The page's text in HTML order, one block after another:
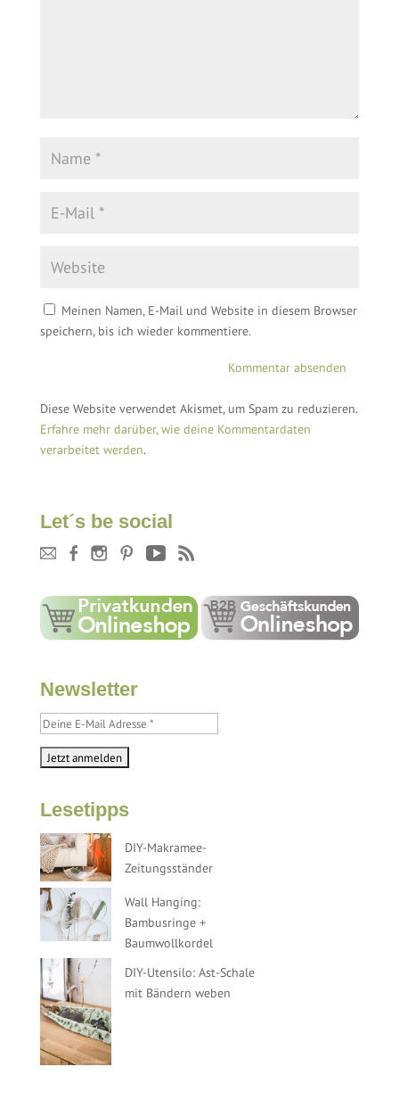
Meinen Namen, E-Mail und Website in diesem Browser
speichern, bis ich wieder kommentiere.
Diese Website verwendet Akismet, um Spam zu reduzieren.
Erfahre mehr darüber, wie deine Kommentardaten
verarbeitet werden.
Let´s be social
Newsletter
Lesetipps
DIY-Makramee-
Zeitungsständer
Wall Hanging:
Bambusringe +
Baumwollkordel
DIY-Utensilo: Ast-Schale
mit Bändern weben